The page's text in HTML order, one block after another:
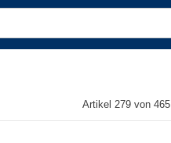
Artikel 279 von 465